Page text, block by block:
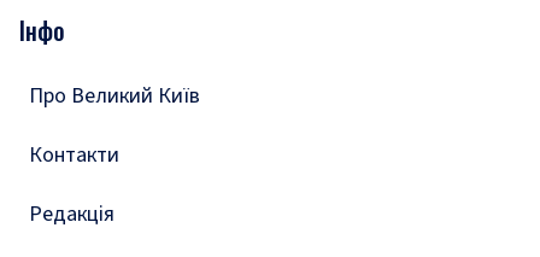
Подкасти
Тести
Інфо
Про Великий Київ
Контакти
Редакція